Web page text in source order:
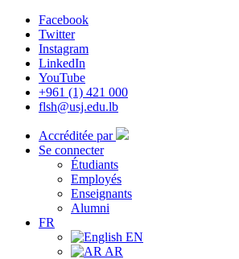
Facebook
Twitter
Instagram
LinkedIn
YouTube
+961 (1) 421 000
flsh@usj.edu.lb
Accréditée par
Se connecter
Étudiants
Employés
Enseignants
Alumni
FR
EN
AR